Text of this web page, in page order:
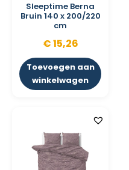
Sleeptime Berna
Bruin 140 x 200/220
cm
€15,26
Toevoegen aan
winkelwagen